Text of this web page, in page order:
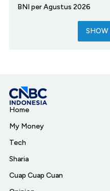
BNI per Agustus 2026
SHOW
Home
My Money
Tech
Sharia
Cuap Cuap Cuan